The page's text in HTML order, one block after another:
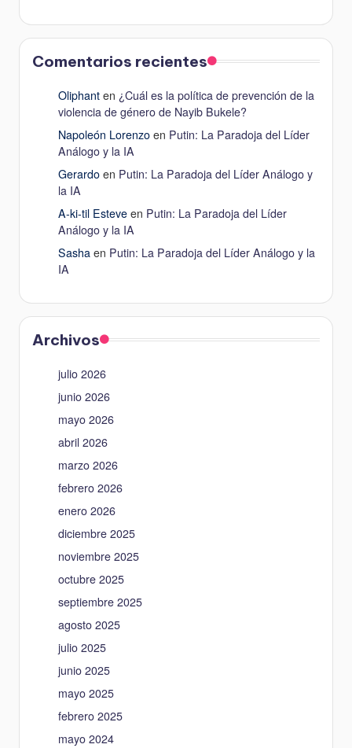
Comentarios recientes
Oliphant en ¿Cuál es la política de prevención de la
violencia de género de Nayib Bukele?
Napoleón Lorenzo en Putin: La Paradoja del Líder
Análogo y la IA
Gerardo en Putin: La Paradoja del Líder Análogo y
la IA
A-ki-til Esteve en Putin: La Paradoja del Líder
Análogo y la IA
Sasha en Putin: La Paradoja del Líder Análogo y la
IA
Archivos
julio 2026
junio 2026
mayo 2026
abril 2026
marzo 2026
febrero 2026
enero 2026
diciembre 2025
noviembre 2025
octubre 2025
septiembre 2025
agosto 2025
julio 2025
junio 2025
mayo 2025
febrero 2025
mayo 2024